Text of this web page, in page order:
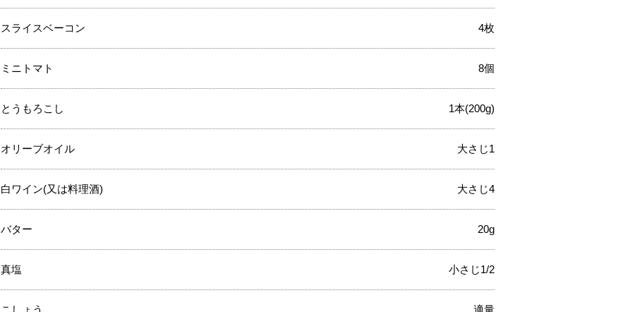
スライスベーコン 4枚
ミニトマト 8個
とうもろこし 1本(200g)
オリーブオイル 大さじ1
白ワイン(又は料理酒) 大さじ4
バター 20g
真塩 小さじ1/2